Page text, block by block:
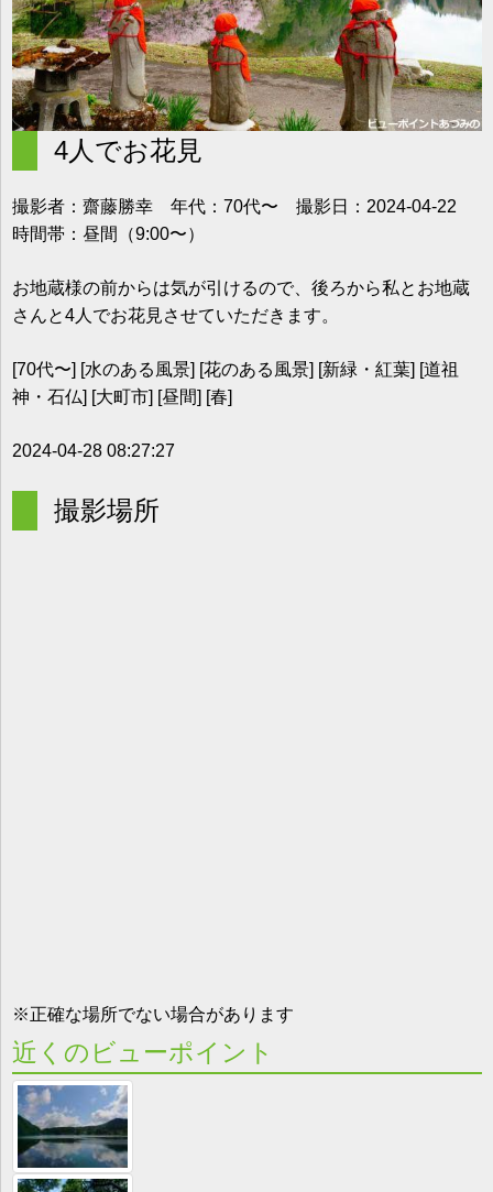
4人でお花見
撮影者：齋藤勝幸 年代：70代〜 撮影日：2024-04-22
時間帯：昼間（9:00〜）
お地蔵様の前からは気が引けるので、後ろから私とお地蔵
さんと4人でお花見させていただきます。
[70代〜] [水のある風景] [花のある風景] [新緑・紅葉] [道祖
神・石仏] [大町市] [昼間] [春]
2024-04-28 08:27:27
撮影場所
※正確な場所でない場合があります
近くのビューポイント